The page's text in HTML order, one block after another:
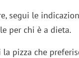
segui le
per chi è a dieta.
la pizza che